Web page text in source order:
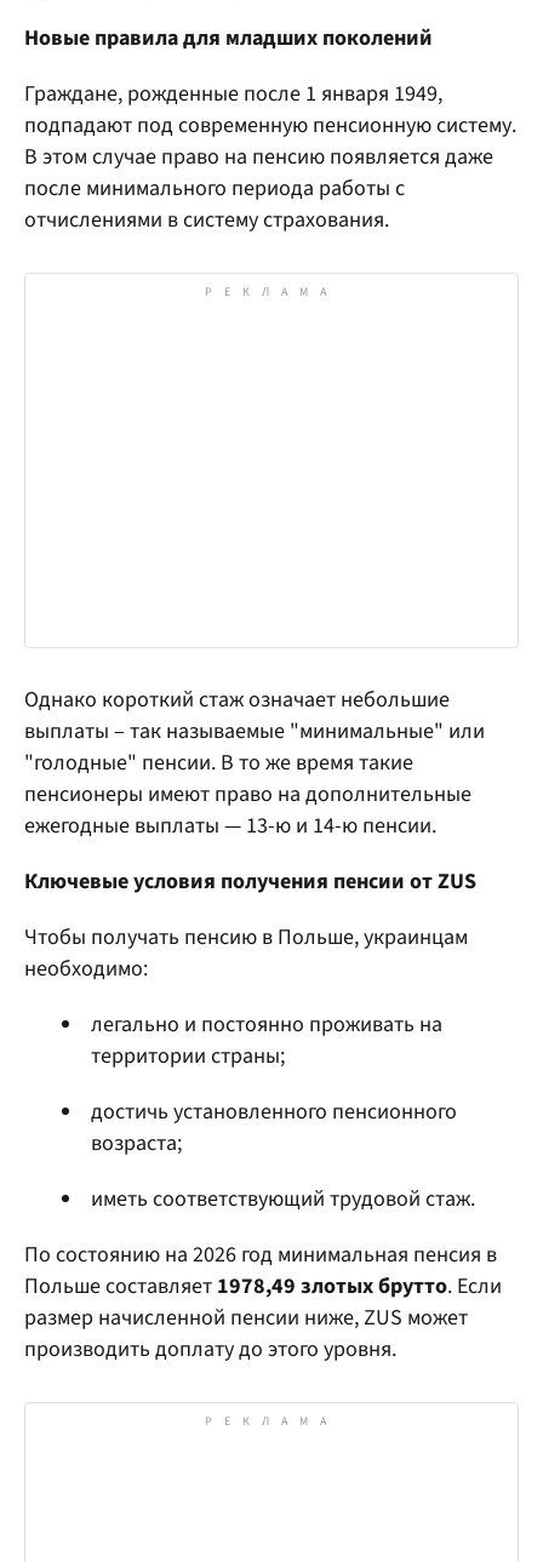
Новые правила для младших поколений
Граждане, рожденные после 1 января 1949,
подпадают под современную пенсионную систему.
В этом случае право на пенсию появляется даже
после минимального периода работы с
отчислениями в систему страхования.
Однако короткий стаж означает небольшие
выплаты – так называемые "минимальные" или
"голодные" пенсии. В то же время такие
пенсионеры имеют право на дополнительные
ежегодные выплаты — 13-ю и 14-ю пенсии.
Ключевые условия получения пенсии от ZUS
Чтобы получать пенсию в Польше, украинцам
необходимо:
легально и постоянно проживать на
территории страны;
достичь установленного пенсионного
возраста;
иметь соответствующий трудовой стаж.
По состоянию на 2026 год минимальная пенсия в
Польше составляет 1978,49 злотых брутто. Если
размер начисленной пенсии ниже, ZUS может
производить доплату до этого уровня.